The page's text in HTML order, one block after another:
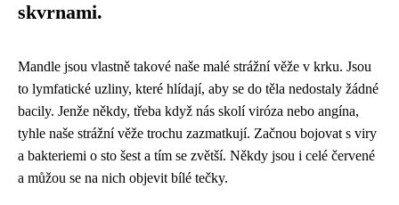
skvrnami.
Mandle jsou vlastně takové naše malé strážní věže v krku. Jsou
to lymfatické uzliny, které hlídají, aby se do těla nedostaly žádné
bacily. Jenže někdy, třeba když nás skolí viróza nebo angína,
tyhle naše strážní věže trochu zazmatkují. Začnou bojovat s viry
a bakteriemi o sto šest a tím se zvětší. Někdy jsou i celé červené
a můžou se na nich objevit bílé tečky.